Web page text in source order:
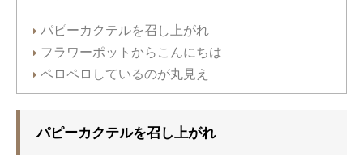
パピーカクテルを召し上がれ
フラワーポットからこんにちは
ペロペロしているのが丸見え
パピーカクテルを召し上がれ